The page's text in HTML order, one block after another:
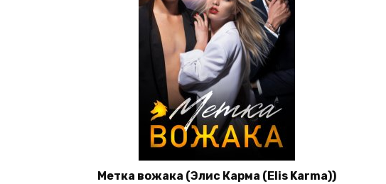
Метка вожака (Элис Карма (Elis Karma))